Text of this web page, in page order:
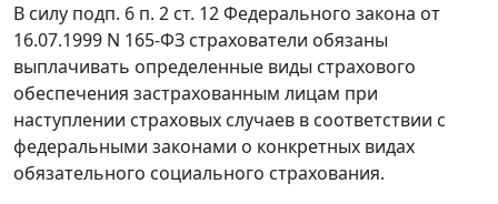
В силу подп. 6 п. 2 ст. 12Федерального закона от
16.07.1999 N 165-ФЗ страхователи обязаны
выплачивать определенные виды страхового
обеспечения застрахованным лицам при
наступлении страховых случаев в соответствии с
федеральными законами о конкретных видах
обязательного социального страхования.